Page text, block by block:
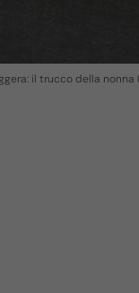
il trucco della